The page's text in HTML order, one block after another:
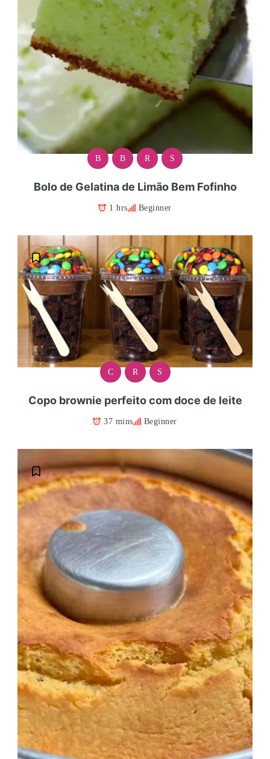
B B R S
Bolo de Gelatina de Limão Bem Fofinho
1 hrs Beginner
C R S
Copo brownie perfeito com doce de leite
37 mins Beginner